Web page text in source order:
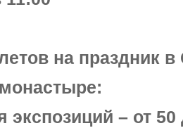
на праздник в
экспозиций – от 50